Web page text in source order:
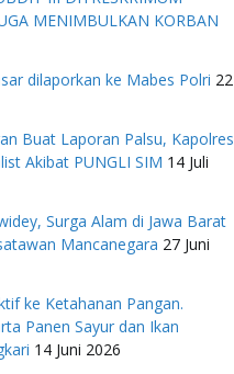
MENIMBULKAN KORBAN
dilaporkan ke Mabes Polri 22
Buat Laporan Palsu, Kapolres
Akibat PUNGLI SIM 14 Juli
Surga Alam di Jawa Barat
Mancanegara 27 Juni
ke Ketahanan Pangan.
Panen Sayur dan Ikan
14 Juni 2026